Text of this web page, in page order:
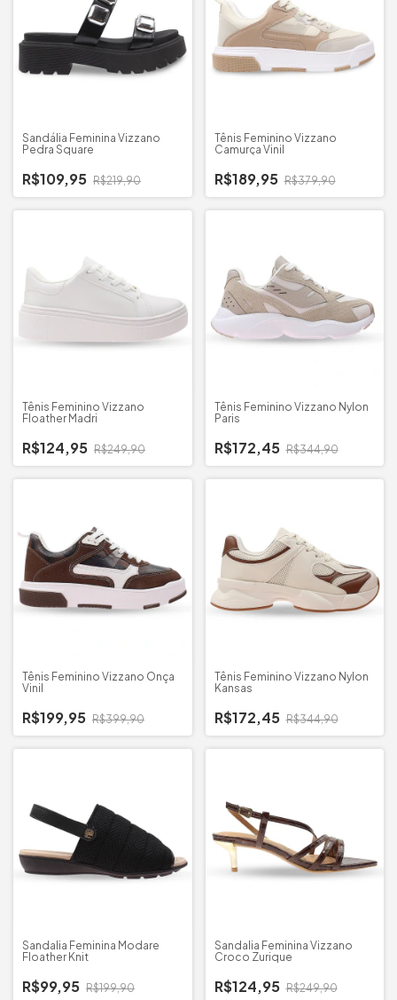
Sandália Feminina Vizzano
Pedra Square
R$109,95 R$219,90
Tênis Feminino Vizzano
Camurça Vinil
R$189,95 R$379,90
Tênis Feminino Vizzano
Floather Madri
R$124,95 R$249,90
Tênis Feminino Vizzano Nylon
Paris
R$172,45 R$344,90
Tênis Feminino Vizzano Onça
Vinil
R$199,95 R$399,90
Tênis Feminino Vizzano Nylon
Kansas
R$172,45 R$344,90
Sandalia Feminina Modare
Floather Knit
R$99,95 R$199,90
Sandalia Feminina Vizzano
Croco Zurique
R$124,95 R$249,90